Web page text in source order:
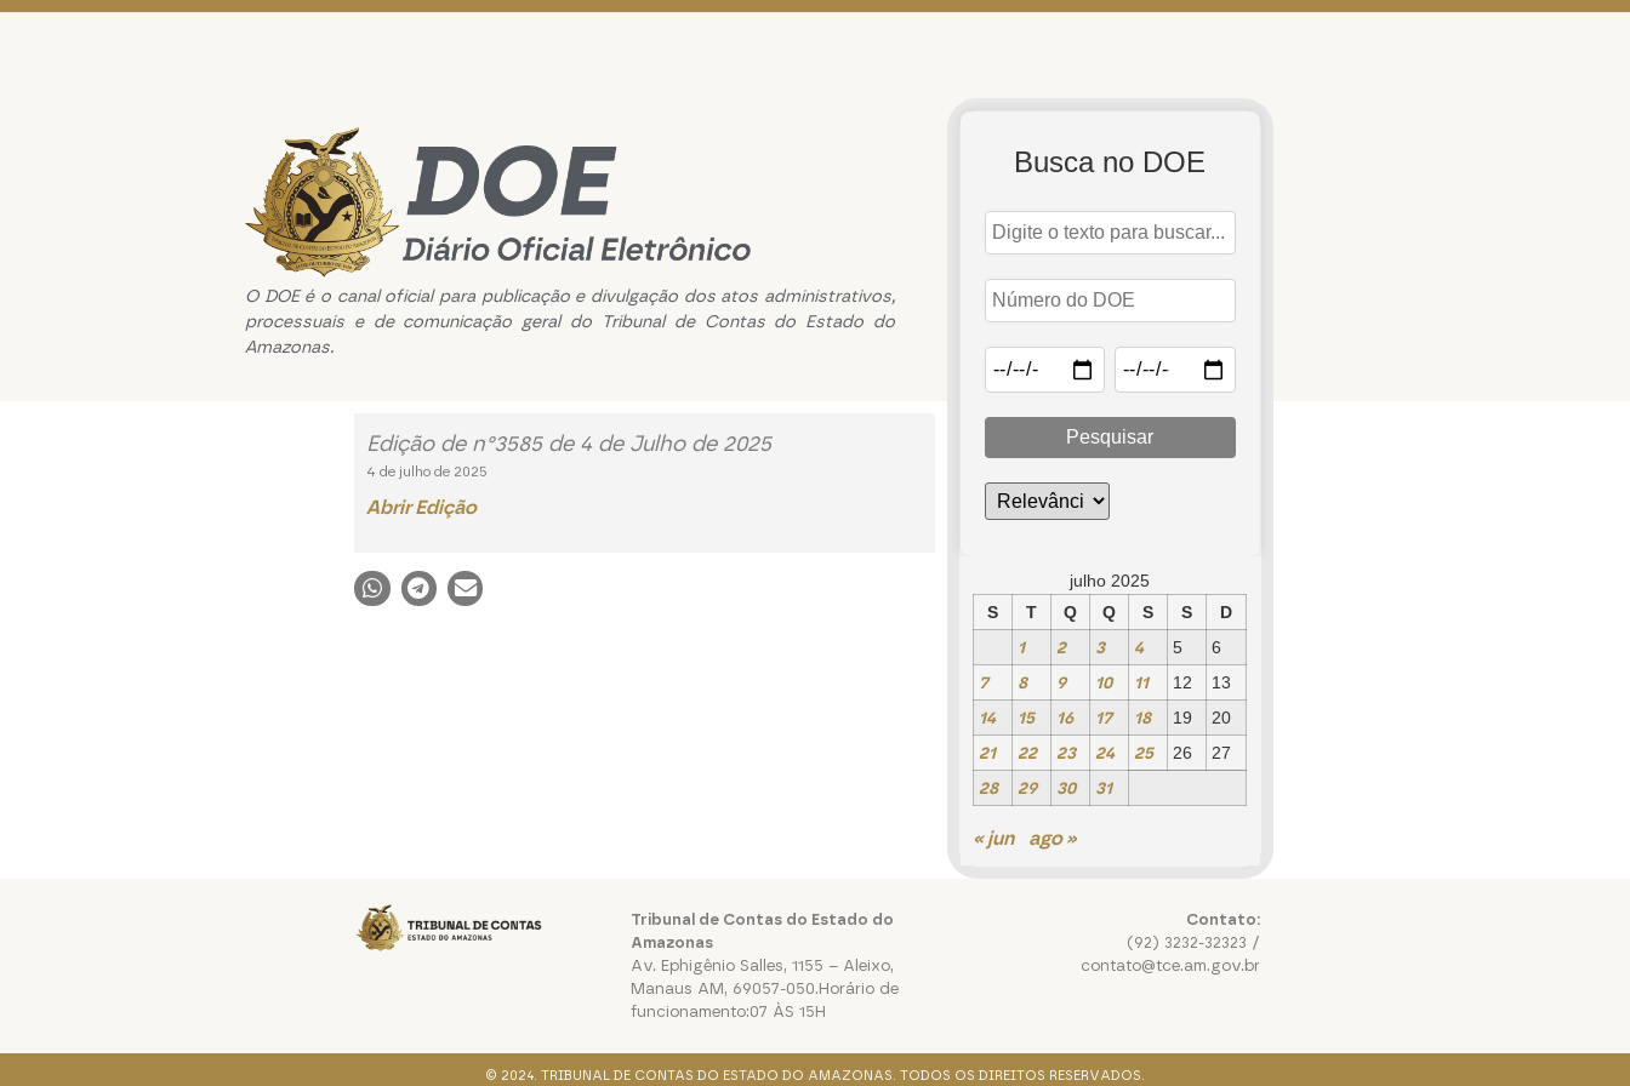
O DOE é o canal oficial para publicação e divulgação dos atos administrativos,
processuais e de comunicação geral do Tribunal de Contas do Estado do
Amazonas.
Edição de n°3585 de 4 de Julho de 2025
4 de julho de 2025
Abrir Edição
Busca no DOE
Pesquisar
julho 2025
S
T Q Q S S D
1 2 3 4 5 6
7 8 9 10 11 12 13
14 15 16 17 18 19 20
21 22 23 24 25 26 27
28 29 30 31
« jun ago »
Tribunal de Contas do Estado do
Amazonas
Av. Ephigênio Salles, 1155 – Aleixo,
Manaus AM, 69057-050.Horário de
funcionamento:07 ÀS 15H
Contato:
(92) 3232-32323 /
contato@tce.am.gov.br
© 2024. TRIBUNAL DE CONTAS DO ESTADO DO AMAZONAS. TODOS OS DIREITOS RESERVADOS.